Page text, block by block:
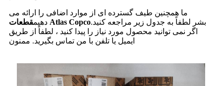
ما همچنین طیف گسترده ای از موارد اضافی را ارائه می
دهیم قطعات Atlas Copcoبشر لطفاً به جدول زیر مراجعه کنید.
اگر نمی توانید محصول مورد نیاز را پیدا کنید ، لطفاً از طریق
ایمیل یا تلفن با من تماس بگیرید. ممنون